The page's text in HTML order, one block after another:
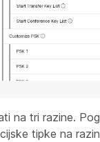
na tri razine.
tipke na